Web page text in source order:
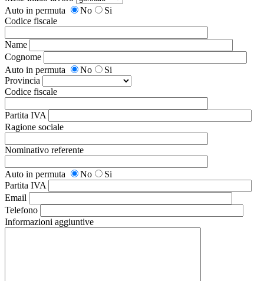
Auto in permuta
No
Si
Codice fiscale
Name
Cognome
Auto in permuta
No
Si
Provincia
Codice fiscale
Partita IVA
Ragione sociale
Nominativo referente
Auto in permuta No
Si
Partita IVA
Email
Telefono
Informazioni aggiuntive